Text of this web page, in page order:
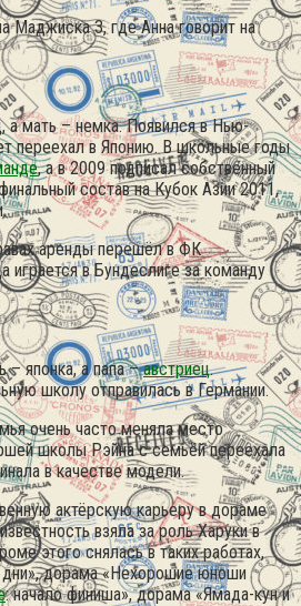
3, где Анна говорит на
а мать – немка. Появился в Нью-
переехал в Японию. В школьные годы
, а в 2009 подписал собственный
состав на Кубок Азии 2011,
аренды перешёл в ФК
играется в Бундеслиге за команду
– японка, а папа –австриец.
школу отправилась в Германии.
очень часто меняла место
школы Рэйна с семьёй переехала
в качестве модели.
актёрскую карьеру в дораме
взяла за роль Харуки в
этого снялась в таких работах,
дорама «Нехорошие юноши
: начало финиша», дорама «Ямада-кун и